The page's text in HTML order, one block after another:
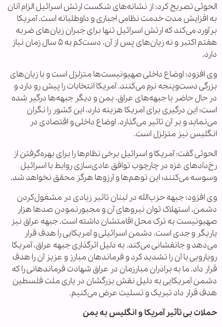
الحوثی تصریح کرد: از نشانه‌های شکست ارتش اسرائیل الزام آنان
به افزایش مدت خدمت نظامی اجباری و داوطلبانه است. آمریکا
برآورد می‌کند که ارتش اسرائیل تنها برای جبران زیان‌های ضربه
هفتم اکتبر و نه زیان‌های پس از آن، دست‌کم به ۵ سال زمان نیاز
دارد.
وی افزود: اوضاع داخلی صهیونیست‌ها متزلزل است و با زیان‌های
بزرگی دست‌وپنجه نرم می‌کنند. آمریکا انتخابات را پیش رو دارد و
در حال حاضر با جبهه‌های عراق، یمن و دیگر جبهه‌ها درگیر شده
است؛ این درگیری برای آمریکا هزینه دارد، این کشور را نگران
می‌نماید و بر آن تاثیر می‌گذارد. اوضاع داخلی و اقتصادی در
انگلیس نیز متزلزل است.
الحوثی گفت: آمریکا و اسرائیل برخی نظام‌ها را برای بهره‌گرفتن از
رخ‌دادهای غزه در چارچوب توافق عادی‌سازی روابط با اسرائیل
وسوسه می‌کنند؛ این توهم‌ها و آرزوها هرگز محقق نخواهد شد.
وی افزود: جبهه حزب‌الله در لبنان تاثیر زیادی در مشغول‌کردن
دشمن، استهلاک توان نیروهای آن و مجبورنمودن صدها هزار
صهیونیست به ترک محل اقامتشان داشته است. جبهه عراق نیز
یاریگر و جدی است، دشمن اسرائیلی و آمریکایی را هدف قرار
می‌دهد و جانفشانی می‌کند. به دلیل اثرگذاری جبهه عراق، آمریکا
رویارویی با آن را تشدید کرد و فرماندهان مبارز و عزیز آن را هدف
قرار داد. ما به برادران مبارزمان در عراق شهادت فرماندهانی را که
دشمن آمریکایی به دلیل نقش بزرگشان در یاری ملت فلسطین
هدف قرار داد تبریک و تسلیت عرض می‌کنیم.
حملات بی تأثیر آمریکا و انگلیس به یمن